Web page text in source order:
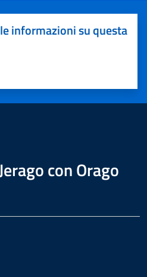
informazioni su questa
su 5
su 5
con Orago